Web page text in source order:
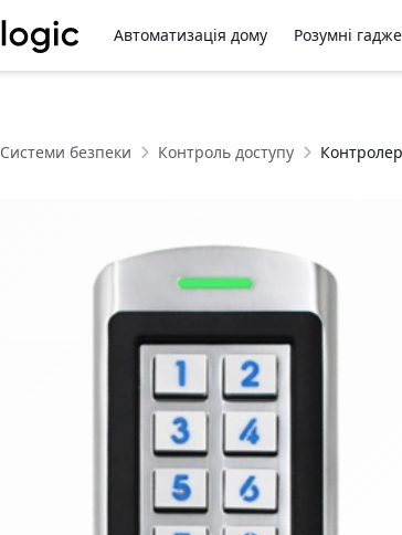
Автоматизація дому Розумні
Системи безпеки Контроль доступу